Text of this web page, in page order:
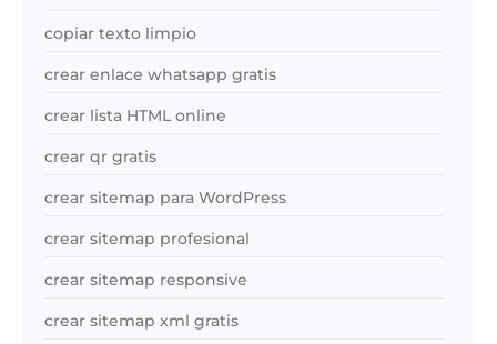
copiar texto limpio
crear enlace whatsapp gratis
crear lista HTML online
crear qr gratis
crear sitemap para WordPress
crear sitemap profesional
crear sitemap responsive
crear sitemap xml gratis